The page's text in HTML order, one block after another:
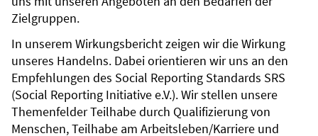
Zielgruppen.
In unserem Wirkungsbericht zeigen wir die Wirkung
unseres Handelns. Dabei orientieren wir uns an den
Empfehlungen des Social Reporting Standards SRS
(Social Reporting Initiative e.V.). Wir stellen unsere
Themenfelder Teilhabe durch Qualifizierung von
Menschen, Teilhabe am Arbeitsleben/Karriere und